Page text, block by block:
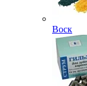
Воск